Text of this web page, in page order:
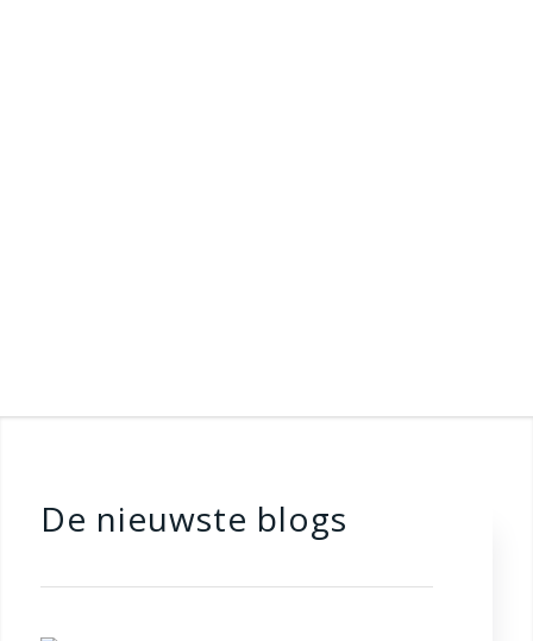
De nieuwste blogs